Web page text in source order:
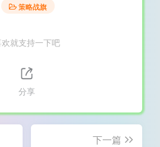
策略战旗
欢就支持一下吧
分享
下一篇